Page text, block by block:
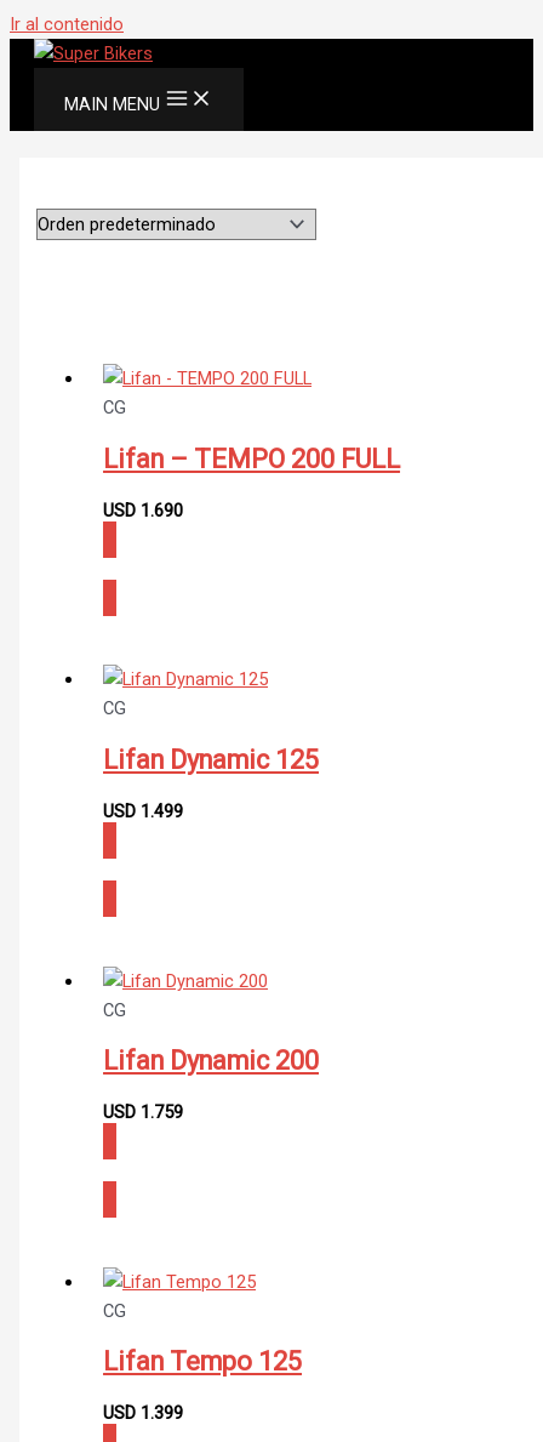
Ir al contenido
MAIN MENU
CG
Lifan – TEMPO 200 FULL
USD 1.690
CG
Lifan Dynamic 125
USD 1.499
CG
Lifan Dynamic 200
USD 1.759
CG
Lifan Tempo 125
USD 1.399